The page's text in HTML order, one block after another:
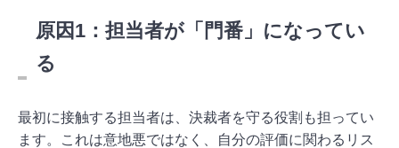
原因1：担当者が「門番」になってい
る
最初に接触する担当者は、決裁者を守る役割も担ってい
ます。これは意地悪ではなく、自分の評価に関わるリス